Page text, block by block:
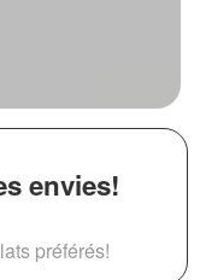
envies!
préférés!